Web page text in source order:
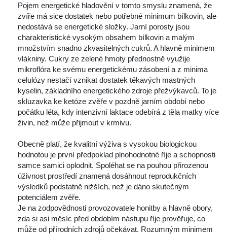
Pojem energetické hladovění v tomto smyslu znamená, že
zvíře má sice dostatek nebo potřebné minimum bílkovin, ale
nedostává se energetické složky. Jarní porosty jsou
charakteristické vysokým obsahem bílkovin a malým
množstvím snadno zkvasitelných cukrů. A hlavně minimem
vlákniny. Cukry ze zelené hmoty přednostně využije
mikroflóra ke svému energetickému zásobení a z minima
celulózy nestačí vznikat dostatek těkavých mastných
kyselin, základního energetického zdroje přežvýkavců. To je
kluzavka ke ketóze zvěře v pozdně jarním období nebo
počátku léta, kdy intenzivní laktace odebírá z těla matky více
živin, než může přijmout v krmivu.
Obecně platí, že kvalitní výživa s vysokou biologickou
hodnotou je první předpoklad plnohodnotné říje a schopnosti
amce samici oplodnit. Spoléhat se na pouhou přirozenou
úživnost prostředí znamená dosáhnout reprodukčních
výsledků podstatně nižších, než je dáno skutečným
potenciálem zvěře.
Je na zodpovědnosti provozovatele honitby a hlavně obory,
zda si asi měsíc před obdobím nástupu říje prověřuje, co
může od přírodních zdrojů očekávat. Rozumným minimem